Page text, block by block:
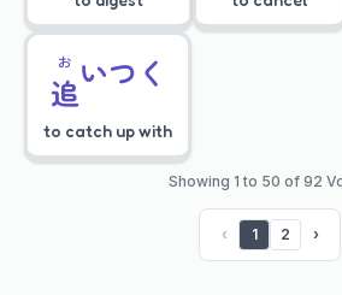
追
お いつく
to catch up with
Showing 1 to 50 of 92
‹ 1 2 ›